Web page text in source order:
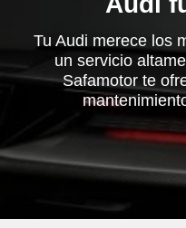
Tu Audi merece los
un servicio
Safamotor te